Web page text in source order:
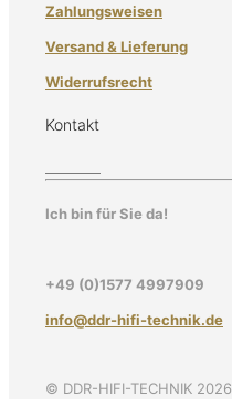
Zahlungsweisen
Versand & Lieferung
Widerrufsrecht
Kontakt
Ich bin für Sie da!
+49 (0)1577 4997909
info@ddr-hifi-technik.de
© DDR-HIFI-TECHNIK 2026